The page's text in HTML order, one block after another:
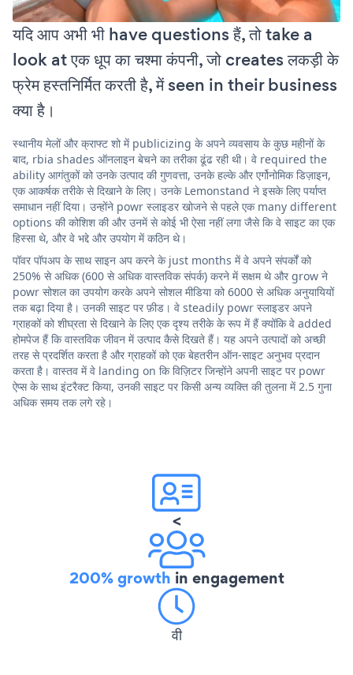
यदि आप अभी भी have questions हैं, तो take a
look at एक धूप का चश्मा कंपनी, जो creates लकड़ी के
फ्रेम हस्तनिर्मित करती है, में seen in their business
क्या है।
स्थानीय मेलों और क्राफ्ट शो में publicizing के अपने व्यवसाय के कुछ महीनों के
बाद, rbia shades ऑनलाइन बेचने का तरीका ढूंढ रही थी। वे required the
ability आगंतुकों को उनके उत्पाद की गुणवत्ता, उनके हल्के और एर्गोनोमिक डिज़ाइन,
एक आकर्षक तरीके से दिखाने के लिए। उनके Lemonstand ने इसके लिए पर्याप्त
समाधान नहीं दिया। उन्होंने powr स्लाइडर खोजने से पहले एक many different
options की कोशिश की और उनमें से कोई भी ऐसा नहीं लगा जैसे कि वे साइट का एक
हिस्सा थे, और वे भद्दे और उपयोग में कठिन थे।
पॉवर पॉपअप के साथ साइन अप करने के just months में वे अपने संपर्कों को
250% से अधिक (600 से अधिक वास्तविक संपर्क) करने में सक्षम थे और grow ने
powr सोशल का उपयोग करके अपने सोशल मीडिया को 6000 से अधिक अनुयायियों
तक बढ़ा दिया है। उनकी साइट पर फ़ीड। वे steadily powr स्लाइडर अपने
ग्राहकों को शीघ्रता से दिखाने के लिए एक दृश्य तरीके के रूप में हैं क्योंकि वे added
होमपेज हैं कि वास्तविक जीवन में उत्पाद कैसे दिखते हैं। यह अपने उत्पादों को अच्छी
तरह से प्रदर्शित करता है और ग्राहकों को एक बेहतरीन ऑन-साइट अनुभव प्रदान
करता है। वास्तव में वे landing on कि विज़िटर जिन्होंने अपनी साइट पर powr
ऐप्स के साथ इंटरैक्ट किया, उनकी साइट पर किसी अन्य व्यक्ति की तुलना में 2.5 गुना
अधिक समय तक लगे रहे।
<
200% growth in engagement
वी